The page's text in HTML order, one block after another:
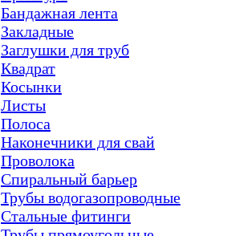
Бандажная лента
Закладные
Заглушки для труб
Квадрат
Косынки
Листы
Полоса
Наконечники для свай
Проволока
Спиральный барьер
Трубы водогазопроводные
Стальные фитинги